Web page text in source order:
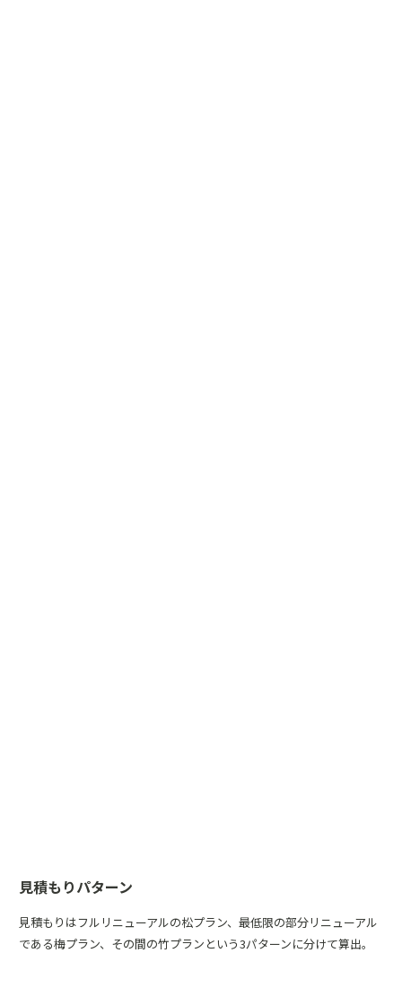
見積もりパターン
見積もりはフルリニューアルの松プラン、最低限の部分リニューアル
である梅プラン、その間の竹プランという3パターンに分けて算出。